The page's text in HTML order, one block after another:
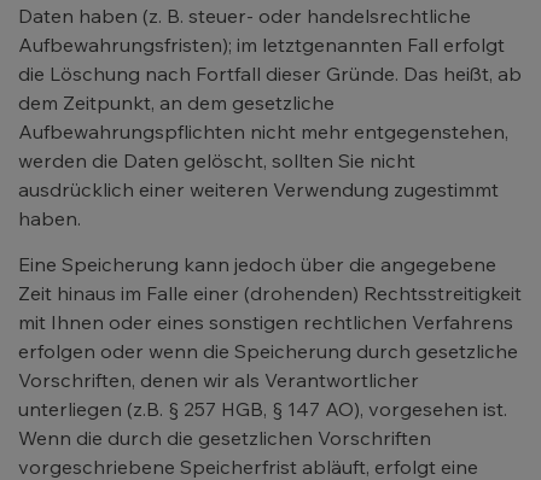
Daten haben (z. B. steuer- oder handelsrechtliche
Aufbewahrungsfristen); im letztgenannten Fall erfolgt
die Löschung nach Fortfall dieser Gründe. Das heißt, ab
dem Zeitpunkt, an dem gesetzliche
Aufbewahrungspflichten nicht mehr entgegenstehen,
werden die Daten gelöscht, sollten Sie nicht
ausdrücklich einer weiteren Verwendung zugestimmt
haben.
Eine Speicherung kann jedoch über die angegebene
Zeit hinaus im Falle einer (drohenden) Rechtsstreitigkeit
mit Ihnen oder eines sonstigen rechtlichen Verfahrens
erfolgen oder wenn die Speicherung durch gesetzliche
Vorschriften, denen wir als Verantwortlicher
unterliegen (z.B. § 257 HGB, § 147 AO), vorgesehen ist.
Wenn die durch die gesetzlichen Vorschriften
vorgeschriebene Speicherfrist abläuft, erfolgt eine